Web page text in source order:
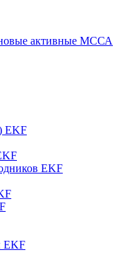
активные МССА
EKF
EKF
EKF